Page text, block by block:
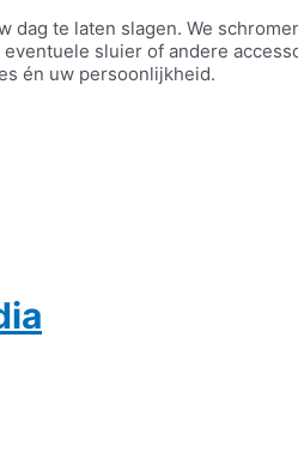
dag te laten slagen. We
sluier of andere
én uw persoonlijkheid.